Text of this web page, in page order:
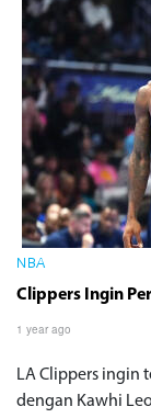
NBA
Clippers Ingin
1 year ago
LA Clippers ingin
dengan Kawhi